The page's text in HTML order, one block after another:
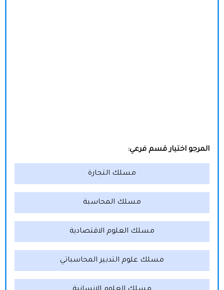
المرجو اختيار قسم فرعي:
مسلك التجارة
مسلك المحاسبة
مسلك العلوم الاقتصادية
مسلك علوم التدبير المحاسباتي